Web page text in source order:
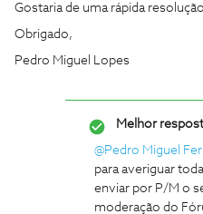
Gostaria de uma rápida
Obrigado,
Pedro Miguel Lopes
Melhor
@Pedro Miguel
para averiguar
enviar por P/M o
moderação do